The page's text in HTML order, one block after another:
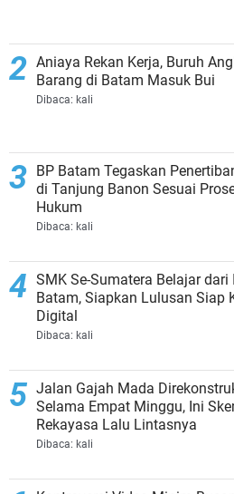
Aniaya Rekan Kerja, Buruh
Barang di Batam Masuk Bui
Dibaca: kali
BP Batam Tegaskan
di Tanjung Banon Sesuai
Hukum
Dibaca: kali
SMK Se-Sumatera Belajar dari
Batam, Siapkan Lulusan Siap
Digital
Dibaca: kali
Jalan Gajah Mada
Selama Empat Minggu, Ini
Rekayasa Lalu Lintasnya
Dibaca: kali